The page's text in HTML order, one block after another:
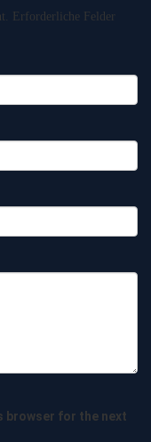
Erforderliche Felder
browser for the next